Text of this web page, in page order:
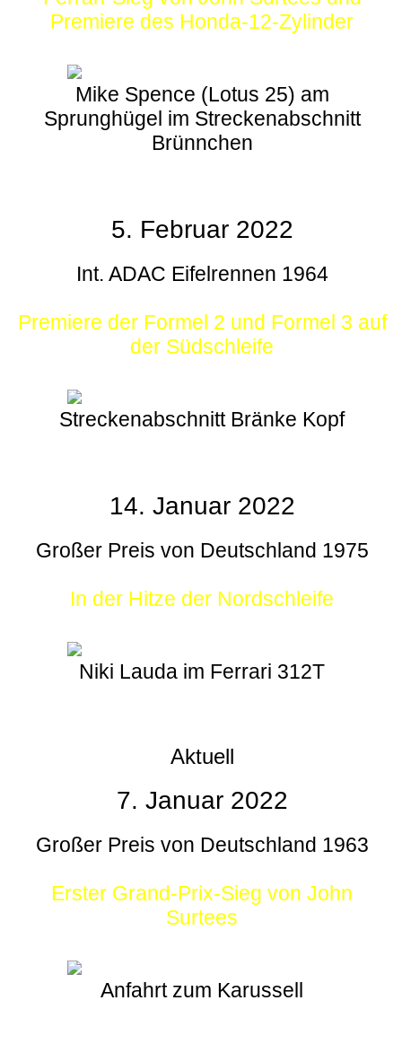
Premiere des Honda-12-Zylinder
Mike Spence (Lotus 25) am
Sprunghügel im Streckenabschnitt
Brünnchen
5. Februar 2022
Int. ADAC Eifelrennen 1964
Premiere der Formel 2 und Formel 3 auf
der Südschleife
Streckenabschnitt Bränke Kopf
14. Januar 2022
Großer Preis von Deutschland 1975
In der Hitze der Nordschleife
Niki Lauda im Ferrari 312T
Aktuell
7. Januar 2022
Großer Preis von Deutschland 1963
Erster Grand-Prix-Sieg von John
Surtees
Anfahrt zum Karussell